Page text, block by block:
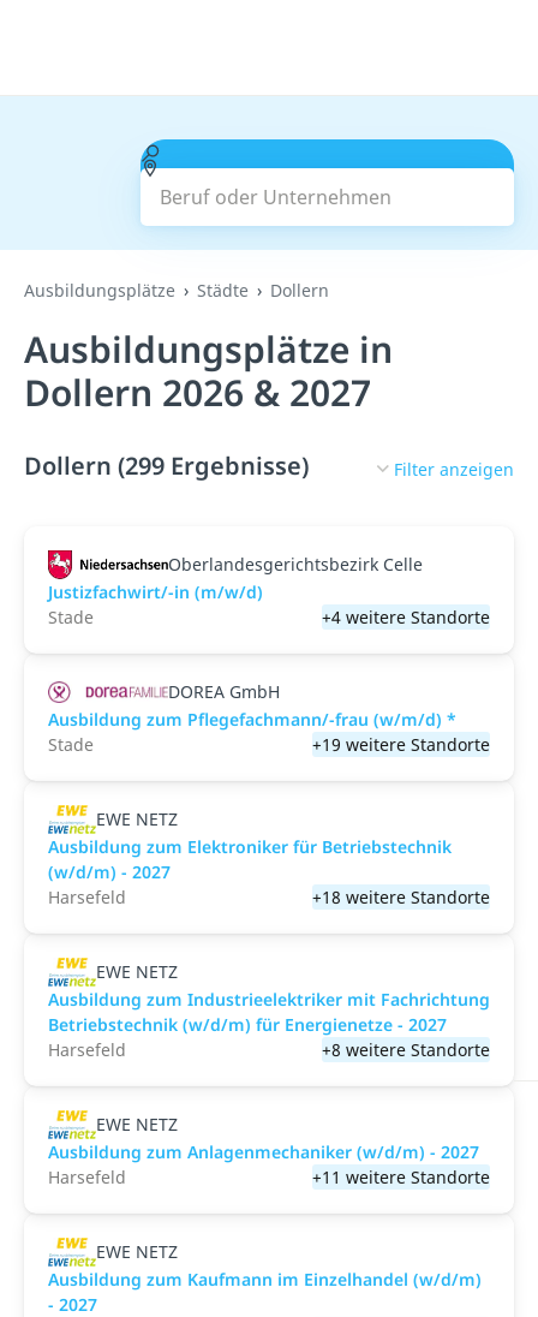
Beruf oder Unternehmen
Suchen
Ausbildungsplätze Städte Dollern
Ausbildungsplätze in
Dollern 2026 & 2027
Dollern (299 Ergebnisse) Filter anzeigen
Oberlandesgerichtsbezirk Celle
Justizfachwirt/-in (m/w/d)
Stade
+4 weitere Standorte
DOREA GmbH
Ausbildung zum Pflegefachmann/-frau (w/m/d) *
Stade
+19 weitere Standorte
EWE NETZ
Ausbildung zum Elektroniker für Betriebstechnik
(w/d/m) - 2027
Harsefeld
+18 weitere Standorte
EWE NETZ
Ausbildung zum Industrieelektriker mit Fachrichtung
Betriebstechnik (w/d/m) für Energienetze - 2027
Harsefeld
+8 weitere Standorte
EWE NETZ
Ausbildung zum Anlagenmechaniker (w/d/m) - 2027
Harsefeld
+11 weitere Standorte
EWE NETZ
Ausbildung zum Kaufmann im Einzelhandel (w/d/m)
- 2027